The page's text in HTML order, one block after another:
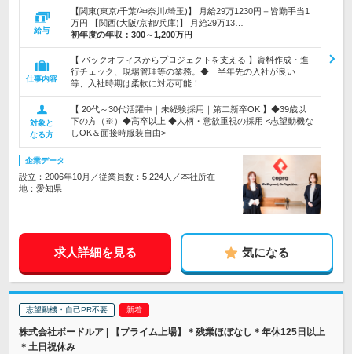
給与
【関東(東京/千葉/神奈川/埼玉)】 月給29万1230円＋皆勤手当1
万円 【関西(大阪/京都/兵庫)】 月給29万13…
初年度の年収： 300～1,200万円
仕事内容
【 バックオフィスからプロジェクトを支える 】資料作成・進
行チェック、現場管理等の業務。◆「半年先の入社が良い」
等、入社時期は柔軟に対応可能！
対象と
なる方
【 20代～30代活躍中｜未経験採用｜第二新卒OK 】◆39歳以
下の方（※）◆高卒以上 ◆人柄・意欲重視の採用 <志望動機な
しOK＆面接時服装自由>
企業データ
設立：2006年10月／従業員数：5,224人／本社所在
地：愛知県
求人詳細を見る 気になる
志望動機・自己PR不要
株式会社ボードルア | 【プライム上場】＊残業ほぼなし＊年休125日以上
＊土日祝休み